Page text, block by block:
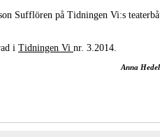
Sufflören på Tidningen Vi:s
i Tidningen Vi nr. 3.2014.
Anna